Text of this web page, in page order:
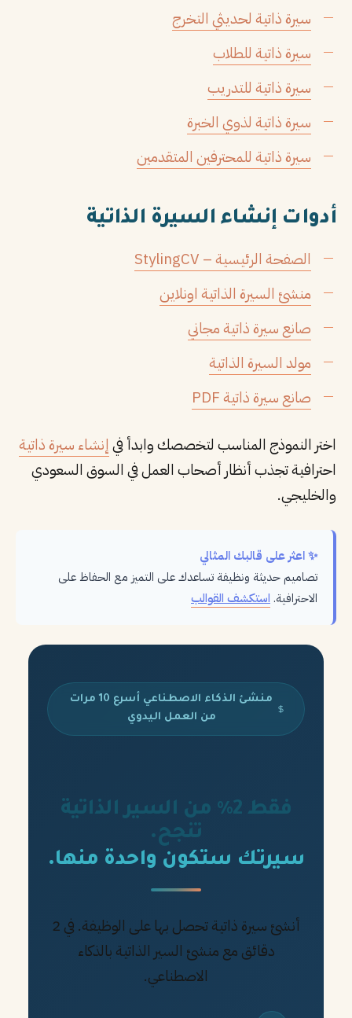
سيرة ذاتية لحديثي التخرج
سيرة ذاتية للطلاب
سيرة ذاتية للتدريب
سيرة ذاتية لذوي الخبرة
سيرة ذاتية للمحترفين المتقدمين
أدوات إنشاء السيرة الذاتية
الصفحة الرئيسية – StylingCV
منشئ السيرة الذاتية اونلاين
صانع سيرة ذاتية مجاني
مولد السيرة الذاتية
صانع سيرة ذاتية PDF
اختر النموذج المناسب لتخصصك وابدأ فيإنشاء سيرة ذاتية
احترافية تجذب أنظار أصحاب العمل في السوق السعودي
والخليجي.
✨ اعثر على قالبك المثالي
تصاميم حديثة ونظيفة تساعدك على التميز مع الحفاظ على
الاحترافية. استكشف القوالب
منشئ الذكاء الاصطناعي أسرع 10 مرات
من العمل اليدوي
فقط 2% من السير الذاتية
تنجح.
سيرتك ستكون واحدة منها.
أنشئ سيرة ذاتية تحصل بها على الوظيفة. في 2
دقائق مع منشئ السير الذاتية بالذكاء
الاصطناعي.